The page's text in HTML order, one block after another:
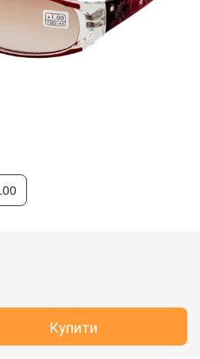
Купити